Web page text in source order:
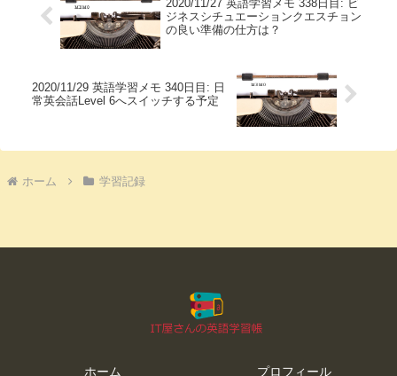
2020/11/27 英語学習メモ 338日目: ビ
ジネスシチュエーションクエスチョン
の良い準備の仕方は？
2020/11/29 英語学習メモ 340日目: 日
常英会話Level 6へスイッチする予定
ホーム 学習記録
ホーム プロフィール